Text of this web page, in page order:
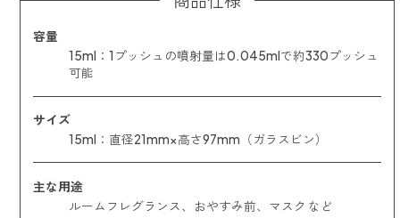
容量
15ml：1プッシュの噴射量は0.045mlで約330プッシュ
可能
サイズ
15ml：直径21mm×高さ97mm（ガラスビン）
主な用途
ルームフレグランス、おやすみ前、マスク など